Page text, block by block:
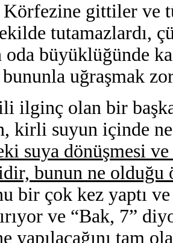
gittiler ve
tutamazlardı,
oda büyüklüğünde
uğraşmak
ilginç olan bir
kirli suyun içinde
suya dönüşmesi
bunun ne olduğu
bir çok kez yaptı
ve “Bak, 7”
yapılacağını tam